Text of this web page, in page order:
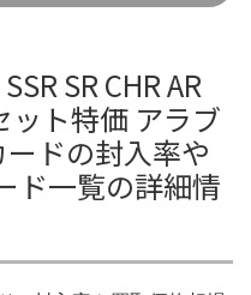
SR CHR AR
ット特価 アラブ
ドの封入率や
ド一覧の詳細情